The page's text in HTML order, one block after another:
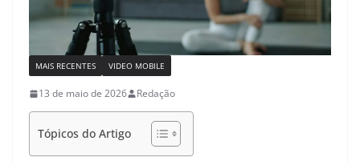
MAIS RECENTES VIDEO MOBILE
13 de maio de 2026 Redação
Tópicos do Artigo